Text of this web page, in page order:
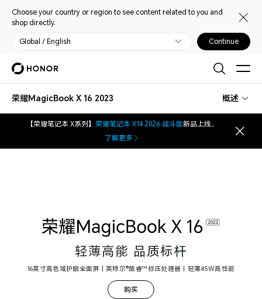
Choose your country or region to see content related to you and
shop directly.
Global / English Continue
荣耀MagicBook X 16 2023 概述
【荣耀笔记本 X系列】 荣耀笔记本 X14 2026 战斗版新品上线，
了解更多
轻薄高能 品质标杆
16英寸高色域护眼全面屏丨英特尔®酷睿™标压处理器丨轻薄45W高性能
购买